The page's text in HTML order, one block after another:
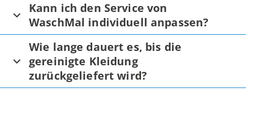
Kann ich den Service von
WaschMal individuell anpassen?
Wie lange dauert es, bis die
gereinigte Kleidung
zurückgeliefert wird?